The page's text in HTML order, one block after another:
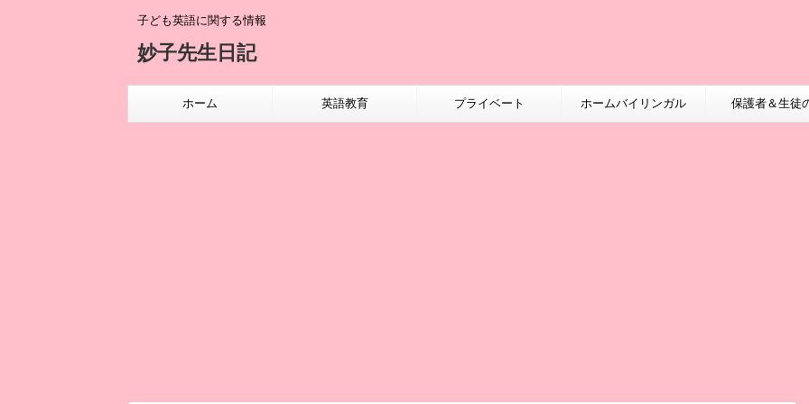
子ども英語に関する情報
妙子先生日記
ホーム 英語教育 プライベート ホームバイリンガル 保護者＆生徒